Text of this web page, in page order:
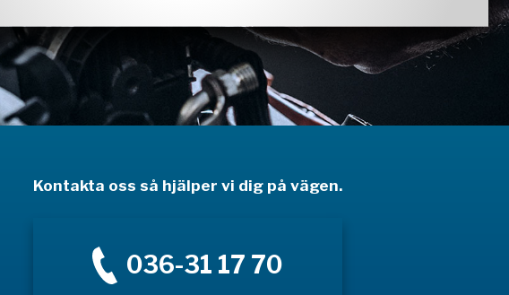
Kontakta oss så hjälper vi dig på vägen.
036-31 17 70